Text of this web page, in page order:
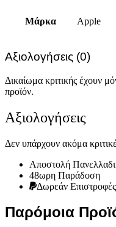
Μάρκα Apple
Αξιολογήσεις (0)
Δικαίωμα κριτικής έχουν
προϊόν.
Αξιολογήσεις
Δεν υπάρχουν ακόμα
Αποστολή
48ωρη Παράδοση
Δωρεάν
Παρόμοια